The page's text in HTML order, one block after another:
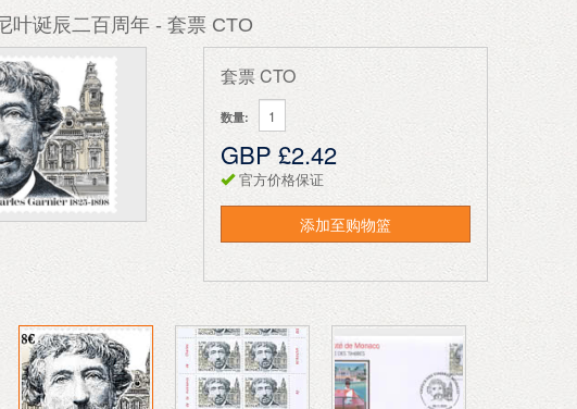
叶诞辰二百周年 - 套票 CTO
套票 CTO
数量:
GBP £2.42
官方价格保证
添加至购物篮